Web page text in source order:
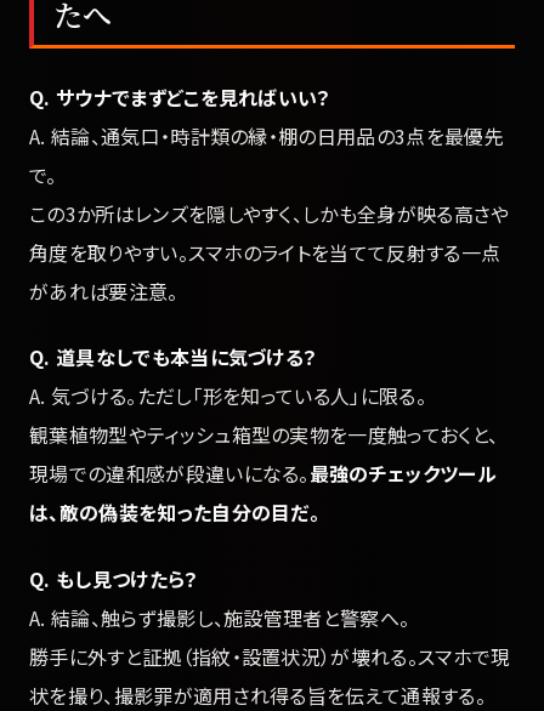
たへ
Q. サウナでまずどこを見ればいい？
A. 結論、通気口・時計類の縁・棚の日用品の3点を最優先
で。
この3か所はレンズを隠しやすく、しかも全身が映る高さや
角度を取りやすい。スマホのライトを当てて反射する一点
があれば要注意。
Q. 道具なしでも本当に気づける？
A. 気づける。ただし「形を知っている人」に限る。
観葉植物型やティッシュ箱型の実物を一度触っておくと、
現場での違和感が段違いになる。最強のチェックツール
は、敵の偽装を知った自分の目だ。
Q. もし見つけたら？
A. 結論、触らず撮影し、施設管理者と警察へ。
勝手に外すと証拠（指紋・設置状況）が壊れる。スマホで現
状を撮り、撮影罪が適用され得る旨を伝えて通報する。